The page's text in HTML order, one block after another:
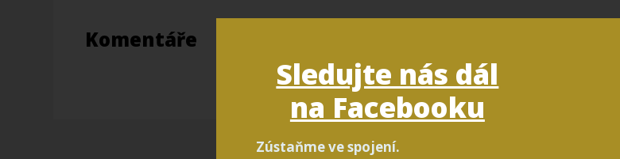
Komentáře
Sledujte nás dál
na Facebooku
Zústaňme ve spojení.